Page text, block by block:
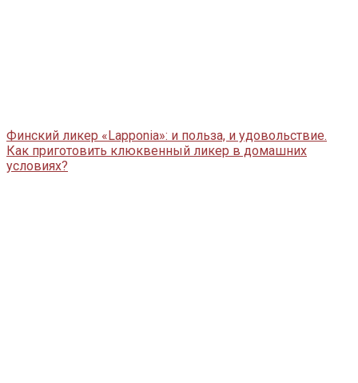
Финский ликер «Lapponia»: и польза, и удовольствие.
Как приготовить клюквенный ликер в домашних
условиях?